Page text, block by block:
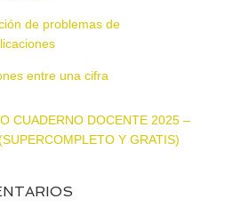
de problemas de
entre una cifra
CUADERNO DOCENTE 2025 –
Y GRATIS)